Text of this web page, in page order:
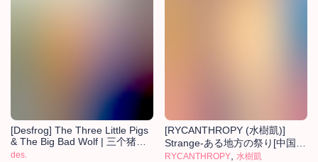
[Desfrog] The Three Little Pigs
& The Big Bad Wolf | 三个猪比
(The Three Little Pigs)
des.
[RYCANTHROPY (水樹凱)]
Strange-ある地方の祭り[中国翻
訳] [DL版]
RYCANTHROPY 水樹凱